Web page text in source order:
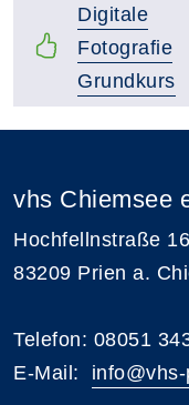
Digitale
Fotografie
Grundkurs
vhs Chiemsee
Hochfellnstraße 16
83209 Prien a.
Telefon: 08051
E-Mail: i